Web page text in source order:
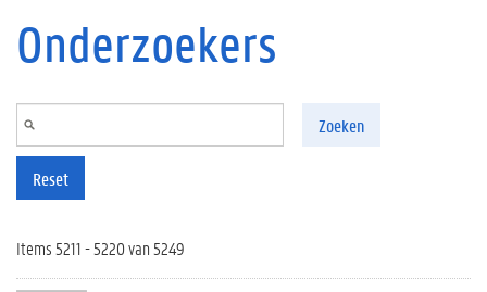
Onderzoekers
Zoeken
Reset
Items 5211 - 5220 van 5249